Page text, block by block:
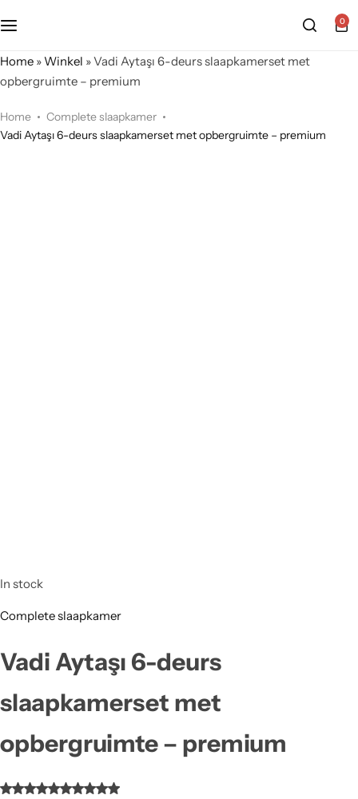
0
Home »Winkel »Vadi Aytaşı 6-deurs slaapkamerset met
opbergruimte – premium
Home
Complete slaapkamer
Vadi Aytaşı 6-deurs slaapkamerset met opbergruimte – premium
In stock
Complete slaapkamer
Vadi Aytaşı 6-deurs
slaapkamerset met
opbergruimte – premium